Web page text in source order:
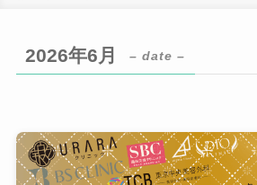
2026年6月 – date –